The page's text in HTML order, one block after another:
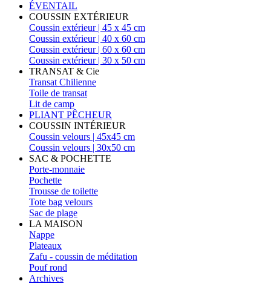
ÉVENTAIL
COUSSIN EXTÉRIEUR
Coussin extérieur | 45 x 45 cm
Coussin extérieur | 40 x 60 cm
Coussin extérieur | 60 x 60 cm
Coussin extérieur | 30 x 50 cm
TRANSAT & Cie
Transat Chilienne
Toile de transat
Lit de camp
PLIANT PÊCHEUR
COUSSIN INTÉRIEUR
Coussin velours | 45x45 cm
Coussin velours | 30x50 cm
SAC & POCHETTE
Porte-monnaie
Pochette
Trousse de toilette
Tote bag velours
Sac de plage
LA MAISON
Nappe
Plateaux
Zafu - coussin de méditation
Pouf rond
Archives